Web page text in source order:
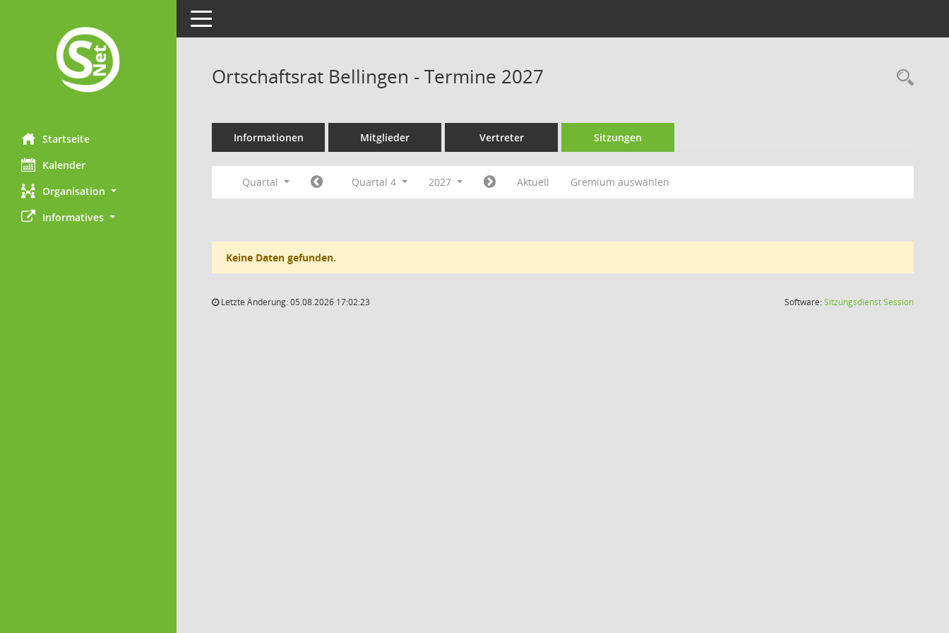
Startseite
Kalender
Organisation
Informatives
Toggle navigation
Ortschaftsrat Bellingen - Termine 2027
Informationen Mitglieder Vertreter Sitzungen
Quartal Quartal 4 2027 Aktuell Gremium auswählen
Keine Daten gefunden.
Letzte Änderung: 05.08.2026 17:02:23 Software:SitzungsdienstSession(Wird in